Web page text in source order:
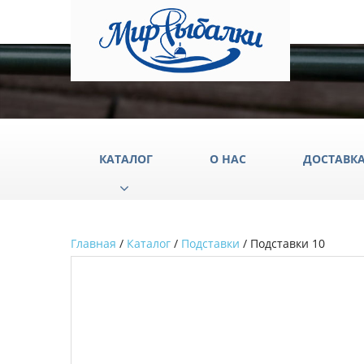
КАТАЛОГ
Аксессуары
О НАС
Главная / Каталог / Подставки / Подставки 10